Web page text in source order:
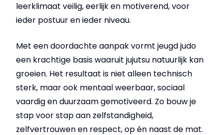
leerklimaat veilig, eerlijk en motiverend, voor
ieder postuur en ieder niveau.
Met een doordachte aanpak vormt jeugd judo
een krachtige basis waaruit jujutsu natuurlijk kan
groeien. Het resultaat is niet alleen technisch
sterk, maar ook mentaal weerbaar, sociaal
vaardig en duurzaam gemotiveerd. Zo bouw je
stap voor stap aan zelfstandigheid,
zelfvertrouwen en respect, op én naast de mat.